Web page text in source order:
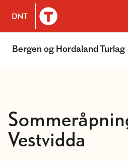
Til DNT.no forside
Bergen og Hordaland Turlag
Vestvidda